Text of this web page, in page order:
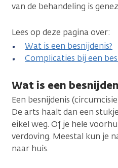
van de behandeling is
Lees op deze pagina over:
Wat is een besnijdenis?
Complicaties bij een
Wat is een
Een besnijdenis
De arts haalt dan een
eikel weg. Of je hele
verdoving. Meestal kun je
naar huis.